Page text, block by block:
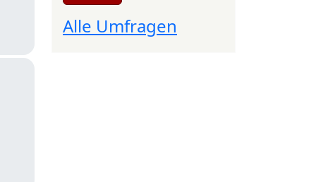
Alle Umfragen